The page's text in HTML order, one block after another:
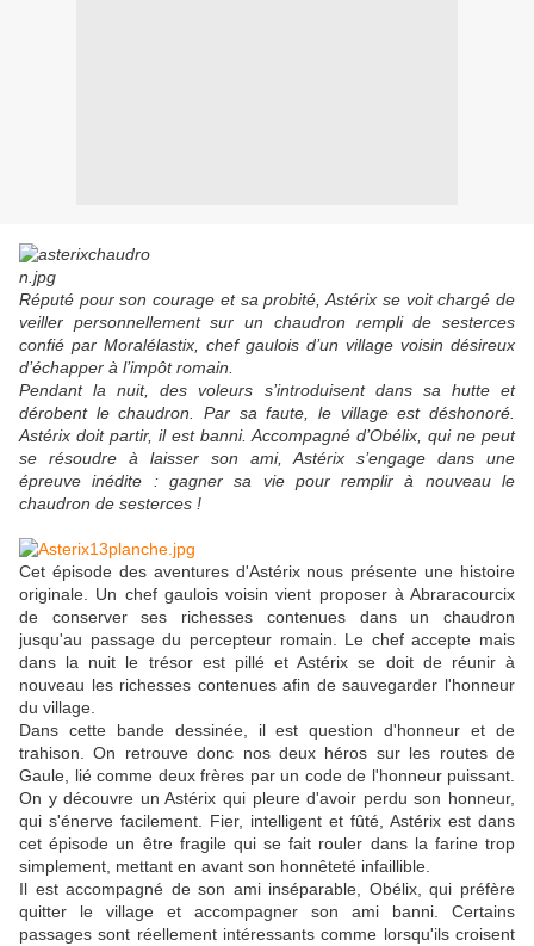
Réputé pour son courage et sa probité, Astérix se voit chargé de
veiller personnellement sur un chaudron rempli de sesterces
confié par Moralélastix, chef gaulois d’un village voisin désireux
d’échapper à l’impôt romain.
Pendant la nuit, des voleurs s’introduisent dans sa hutte et
dérobent le chaudron. Par sa faute, le village est déshonoré.
Astérix doit partir, il est banni. Accompagné d’Obélix, qui ne peut
se résoudre à laisser son ami, Astérix s’engage dans une
épreuve inédite : gagner sa vie pour remplir à nouveau le
chaudron de sesterces !
Cet épisode des aventures d'Astérix nous présente une histoire
originale. Un chef gaulois voisin vient proposer à Abraracourcix
de conserver ses richesses contenues dans un chaudron
jusqu'au passage du percepteur romain. Le chef accepte mais
dans la nuit le trésor est pillé et Astérix se doit de réunir à
nouveau les richesses contenues afin de sauvegarder l'honneur
du village.
Dans cette bande dessinée, il est question d'honneur et de
trahison. On retrouve donc nos deux héros sur les routes de
Gaule, lié comme deux frères par un code de l'honneur puissant.
On y découvre un Astérix qui pleure d'avoir perdu son honneur,
qui s'énerve facilement. Fier, intelligent et fûté, Astérix est dans
cet épisode un être fragile qui se fait rouler dans la farine trop
simplement, mettant en avant son honnêteté infaillible.
Il est accompagné de son ami inséparable, Obélix, qui préfère
quitter le village et accompagner son ami banni. Certains
passages sont réellement intéressants comme lorsqu'ils croisent